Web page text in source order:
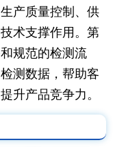
产质量控制、供
术支撑作用。第
规范的检测流
测数据，帮助客
升产品竞争力。